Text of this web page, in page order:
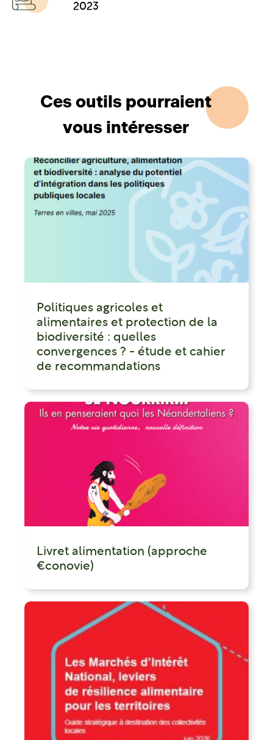
2023
Ces outils pourraient
vous intéresser
Politiques agricoles et
alimentaires et protection de la
biodiversité : quelles
convergences ? - étude et cahier
de recommandations
Livret alimentation (approche
€conovie)